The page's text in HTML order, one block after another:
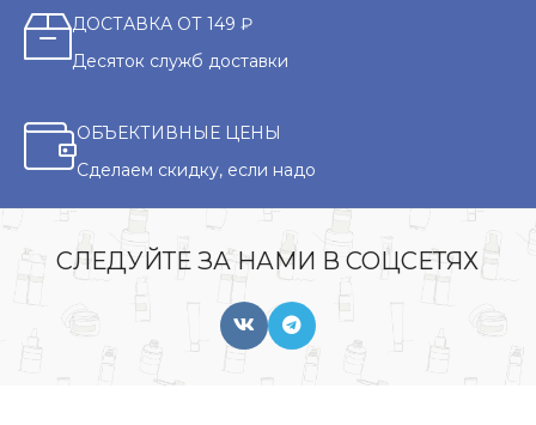
ДОСТАВКА ОТ 149 ₽
Десяток служб доставки
ОБЪЕКТИВНЫЕ ЦЕНЫ
Сделаем скидку, если надо
СЛЕДУЙТЕ ЗА НАМИ В СОЦСЕТЯХ